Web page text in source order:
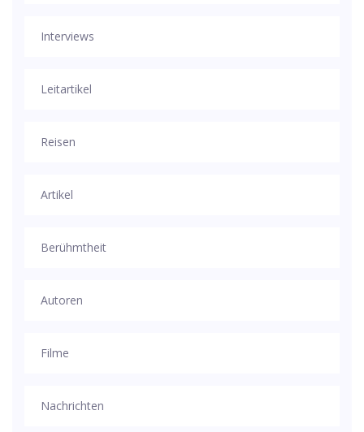
Interviews
Leitartikel
Reisen
Artikel
Berühmtheit
Autoren
Filme
Nachrichten